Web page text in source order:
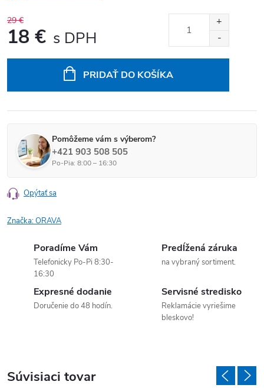
29 €
18 €
PRIDAŤ DO KOŠÍKA
Pomôžeme vám s výberom?
+421 903 508 505
Po-Pia: 8:00 – 16:30
Opýtať sa
Značka:ORAVA
Poradíme Vám
Telefonicky Po-Pi 8:30-
16:30
Predĺžená záruka
na vybraný sortiment.
Expresné dodanie
Doručenie do 48 hodín.
Servisné stredisko
Reklamácie vyriešime
bleskovo!
Súvisiaci tovar